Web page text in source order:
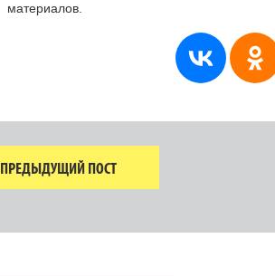
материалов.
ПРЕДЫДУЩИЙ ПОСТ